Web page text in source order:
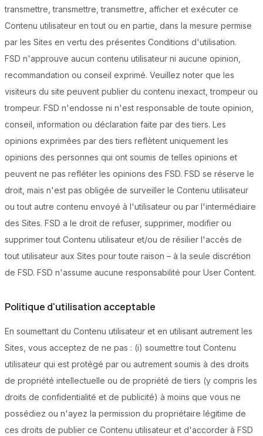
transmettre, transmettre, transmettre, afficher et exécuter ce
Contenu utilisateur en tout ou en partie, dans la mesure permise
par les Sites en vertu des présentes Conditions d'utilisation.
FSD n'approuve aucun contenu utilisateur ni aucune opinion,
recommandation ou conseil exprimé. Veuillez noter que les
visiteurs du site peuvent publier du contenu inexact, trompeur ou
trompeur. FSD n'endosse ni n'est responsable de toute opinion,
conseil, information ou déclaration faite par des tiers. Les
opinions exprimées par des tiers reflètent uniquement les
opinions des personnes qui ont soumis de telles opinions et
peuvent ne pas refléter les opinions des FSD. FSD se réserve le
droit, mais n'est pas obligée de surveiller le Contenu utilisateur
ou tout autre contenu envoyé à l'utilisateur ou par l'intermédiaire
des Sites. FSD a le droit de refuser, supprimer, modifier ou
supprimer tout Contenu utilisateur et/ou de résilier l'accès de
tout utilisateur aux Sites pour toute raison – à la seule discrétion
de FSD. FSD n'assume aucune responsabilité pour User Content.
Politique d'utilisation acceptable
En soumettant du Contenu utilisateur et en utilisant autrement les
Sites, vous acceptez de ne pas : (i) soumettre tout Contenu
utilisateur qui est protégé par ou autrement soumis à des droits
de propriété intellectuelle ou de propriété de tiers (y compris les
droits de confidentialité et de publicité) à moins que vous ne
possédiez ou n'ayez la permission du propriétaire légitime de
ces droits de publier ce Contenu utilisateur et d'accorder à FSD